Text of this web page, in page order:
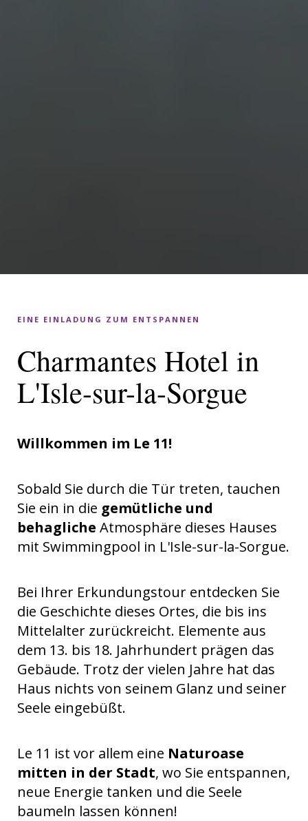
EINE EINLADUNG ZUM ENTSPANNEN
Charmantes Hotel in
L'Isle-sur-la-Sorgue
Willkommen im Le 11!
Sobald Sie durch die Tür treten, tauchen
Sie ein in die gemütliche und
behagliche Atmosphäre dieses Hauses
mit Swimmingpool in L'Isle-sur-la-Sorgue.
Bei Ihrer Erkundungstour entdecken Sie
die Geschichte dieses Ortes, die bis ins
Mittelalter zurückreicht. Elemente aus
dem 13. bis 18. Jahrhundert prägen das
Gebäude. Trotz der vielen Jahre hat das
Haus nichts von seinem Glanz und seiner
Seele eingebüßt.
Le 11 ist vor allem eine Naturoase
mitten in der Stadt, wo Sie entspannen,
neue Energie tanken und die Seele
baumeln lassen können!